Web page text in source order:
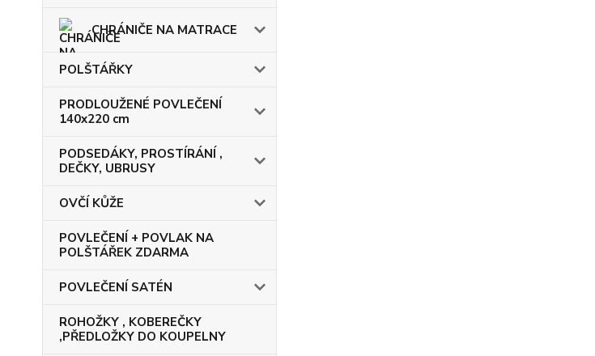
CHRÁNIČE NA MATRACE
POLŠTÁŘKY
PRODLOUŽENÉ POVLEČENÍ
140x220 cm
PODSEDÁKY, PROSTÍRÁNÍ ,
DEČKY, UBRUSY
OVČÍ KŮŽE
POVLEČENÍ + POVLAK NA
POLŠTÁŘEK ZDARMA
POVLEČENÍ SATÉN
ROHOŽKY , KOBEREČKY
,PŘEDLOŽKY DO KOUPELNY